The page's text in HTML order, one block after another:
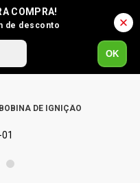
COMPRA!
de desconto
OK
BOBINA DE IGNIÇÃO
4